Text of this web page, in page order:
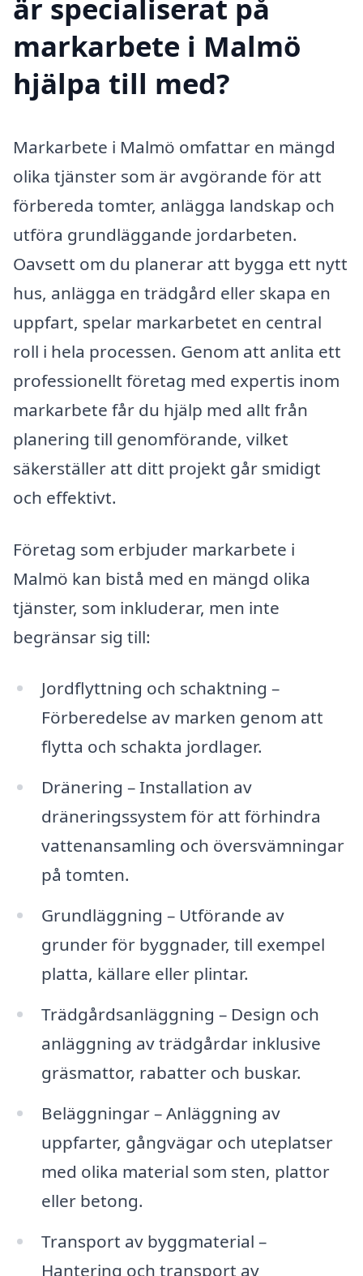
är specialiserat på
markarbete i Malmö
hjälpa till med?
Markarbete i Malmö omfattar en mängd
olika tjänster som är avgörande för att
förbereda tomter, anlägga landskap och
utföra grundläggande jordarbeten.
Oavsett om du planerar att bygga ett nytt
hus, anlägga en trädgård eller skapa en
uppfart, spelar markarbetet en central
roll i hela processen. Genom att anlita ett
professionellt företag med expertis inom
markarbete får du hjälp med allt från
planering till genomförande, vilket
säkerställer att ditt projekt går smidigt
och effektivt.
Företag som erbjuder markarbete i
Malmö kan bistå med en mängd olika
tjänster, som inkluderar, men inte
begränsar sig till:
Jordflyttning och schaktning –
Förberedelse av marken genom att
flytta och schakta jordlager.
Dränering – Installation av
dräneringssystem för att förhindra
vattenansamling och översvämningar
på tomten.
Grundläggning – Utförande av
grunder för byggnader, till exempel
platta, källare eller plintar.
Trädgårdsanläggning – Design och
anläggning av trädgårdar inklusive
gräsmattor, rabatter och buskar.
Beläggningar – Anläggning av
uppfarter, gångvägar och uteplatser
med olika material som sten, plattor
eller betong.
Transport av byggmaterial –
Hantering och transport av